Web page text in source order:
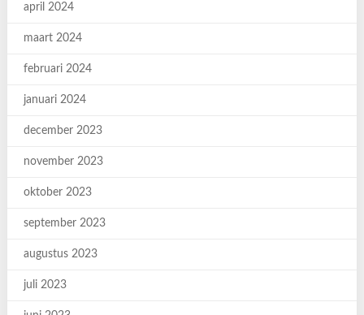
april 2024
maart 2024
februari 2024
januari 2024
december 2023
november 2023
oktober 2023
september 2023
augustus 2023
juli 2023